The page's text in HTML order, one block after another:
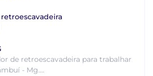
de retroescavadeira para trabalhar
- Mg....